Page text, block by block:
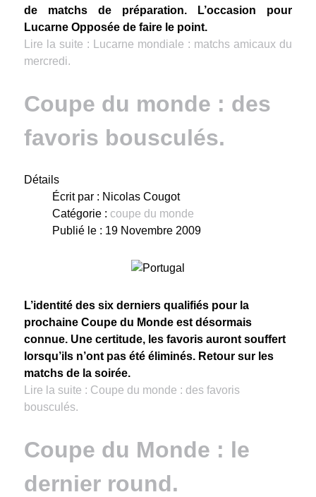
de matchs de préparation. L’occasion pour
Lucarne Opposée de faire le point.
Lire la suite : Lucarne mondiale : matchs amicaux du
mercredi.
Coupe du monde : des
favoris bousculés.
Détails
Écrit par : Nicolas Cougot
Catégorie : coupe du monde
Publié le : 19 Novembre 2009
L’identité des six derniers qualifiés pour la
prochaine Coupe du Monde est désormais
connue. Une certitude, les favoris auront souffert
lorsqu’ils n’ont pas été éliminés. Retour sur les
matchs de la soirée.
Lire la suite : Coupe du monde : des favoris
bousculés.
Coupe du Monde : le
dernier round.